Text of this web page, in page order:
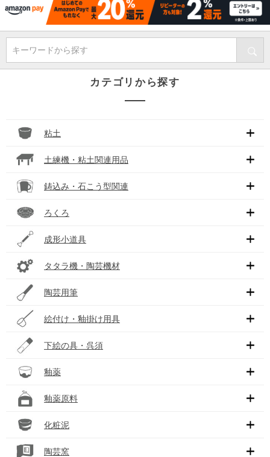
キーワードから探す
カテゴリから探す
粘土
土練機・粘土関連用品
鋳込み・石こう型関連
ろくろ
成形小道具
タタラ機・陶芸機材
陶芸用筆
絵付け・釉掛け用具
下絵の具・呉須
釉薬
釉薬原料
化粧泥
陶芸窯